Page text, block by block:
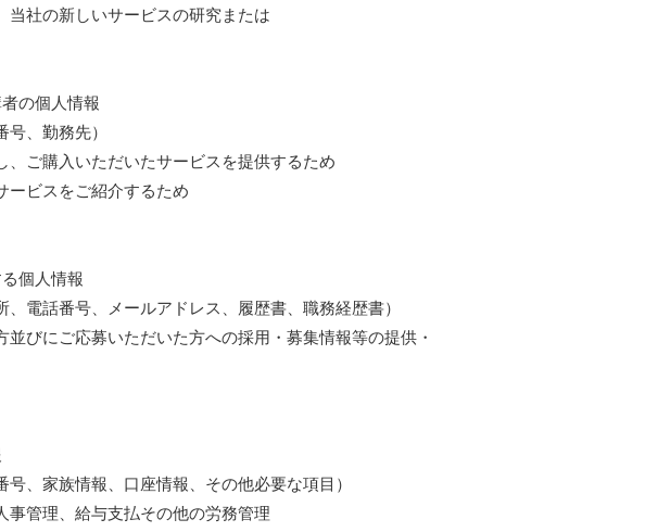
当社の新しいサービスの研究または
の個人情報
、勤務先）
、ご購入いただいたサービスを提供するため
ービスをご紹介するため
個人情報
電話番号、メールアドレス、履歴書、職務経歴書）
並びにご応募いただいた方への採用・募集情報等の提供・
、家族情報、口座情報、その他必要な項目）
事管理、給与支払その他の労務管理